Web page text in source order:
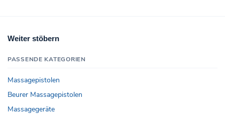
Weiter stöbern
PASSENDE KATEGORIEN
Massagepistolen
Beurer Massagepistolen
Massagegeräte